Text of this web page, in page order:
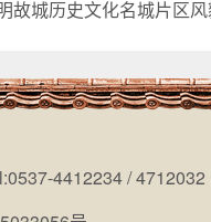
故城历史文化名城片区
4412234 / 4712032